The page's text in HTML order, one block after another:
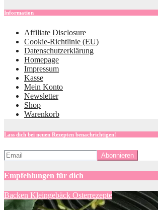
Information
Affiliate Disclosure
Cookie-Richtlinie (EU)
Datenschutzerklärung
Homepage
Impressum
Kasse
Mein Konto
Newsletter
Shop
Warenkorb
Lass dich bei neuen Rezepten benachrichtigen!
Empfehlungen für dich
Backen Kleingebäck Osterrezepte